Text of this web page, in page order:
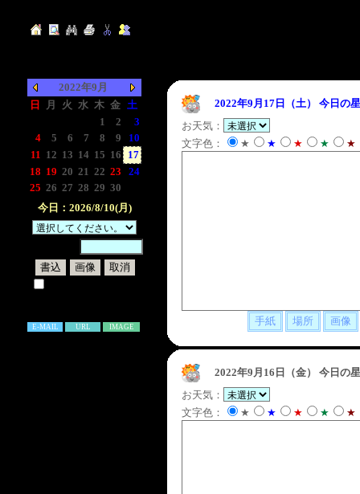
2022年9月
日
月 火 水 木 金 土
1 2
3
4
5 6 7 8 9
10
11 12 13 14 15 16
17
18 19 20 21 22 23
24
25 26 27 28 29 30
今日：2026/8/10(月)
E-MAIL URL IMAGE
2022年9月17日（土）
今日の
お天気：
文字色：
★ ★ ★ ★ ★
2022年9月16日（金）
今日の
お天気：
文字色：
★ ★ ★ ★ ★